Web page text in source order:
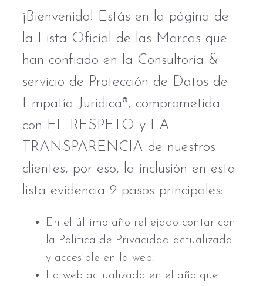
¡Bienvenido! Estás en la página de
la Lista Oficial de las Marcas que
han confiado en la Consultoría &
servicio de Protección de Datos de
Empatía Jurídica®, comprometida
con EL RESPETO y LA
TRANSPARENCIA de nuestros
clientes, por eso, la inclusión en esta
lista evidencia 2 pasos principales:
En el último año reflejado contar con
la Política de Privacidad actualizada
y accesible en la web.
La web actualizada en el año que